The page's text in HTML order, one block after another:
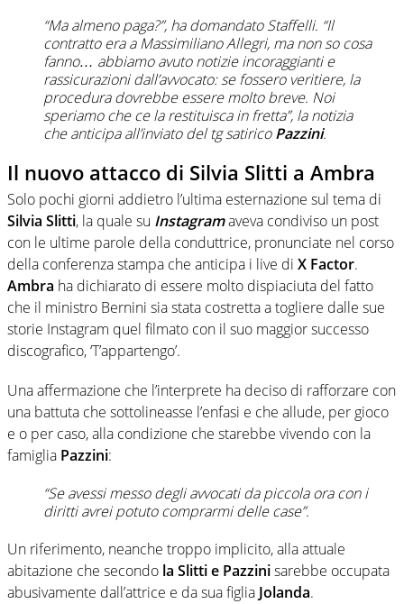
“Ma almeno paga?”, ha domandato Staffelli. “Il
contratto era a Massimiliano Allegri, ma non so cosa
fanno… abbiamo avuto notizie incoraggianti e
rassicurazioni dall’avvocato: se fossero veritiere, la
procedura dovrebbe essere molto breve. Noi
speriamo che ce la restituisca in fretta”, la notizia
che anticipa all’inviato del tg satiricoPazzini.
Il nuovo attacco di Silvia Slitti a Ambra
Solo pochi giorni addietro l’ultima esternazione sul tema di
Silvia Slitti, la quale su Instagramaveva condiviso un post
con le ultime parole della conduttrice, pronunciate nel corso
della conferenza stampa che anticipa i live di X Factor.
Ambra ha dichiarato di essere molto dispiaciuta del fatto
che il ministro Bernini sia stata costretta a togliere dalle sue
storie Instagram quel filmato con il suo maggior successo
discografico, ‘T’appartengo’.
Una affermazione che l’interprete ha deciso di rafforzare con
una battuta che sottolineasse l’enfasi e che allude, per gioco
e o per caso, alla condizione che starebbe vivendo con la
famiglia Pazzini:
“Se avessi messo degli avvocati da piccola ora con i
diritti avrei potuto comprarmi delle case”.
Un riferimento, neanche troppo implicito, alla attuale
abitazione che secondo la Slitti e Pazzinisarebbe occupata
abusivamente dall’attrice e da sua figlia Jolanda.